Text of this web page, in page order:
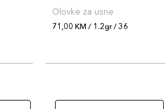
Olovke za usne
71,00 KM / 1.2gr / 36